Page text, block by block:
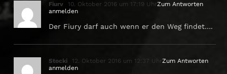
Fiurv 10. Oktober 2016 um 17:19 UhrZum Antworten
anmelden
Der Fiury darf auch wenn er den Weg findet….
Stocki 12. Oktober 2016 um 12:37 UhrZum Antworten
anmelden